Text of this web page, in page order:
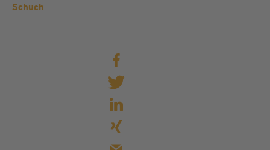
Schuch
teilen
tweet
mitteilen
teilen